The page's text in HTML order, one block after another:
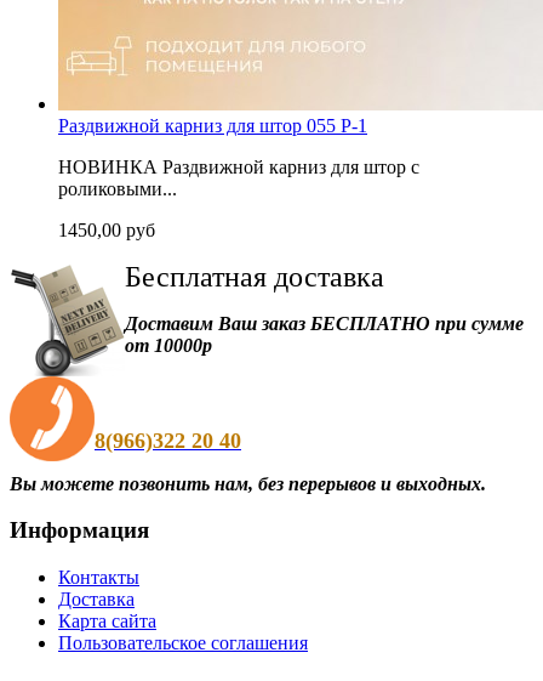
Раздвижной карниз для штор 055 P-1
НОВИНКА Раздвижной карниз для штор с
роликовыми...
1450,00 руб
Бесплатная доставка
Доставим Ваш заказ БЕСПЛАТНО при сумме
от 10000р
8(966)322 20 40
Вы можете позвонить нам, без перерывов и выходных.
Информация
Контакты
Доставка
Карта сайта
Пользовательское соглашения